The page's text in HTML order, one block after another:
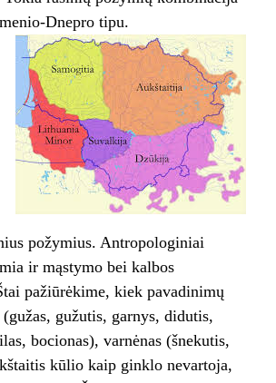
Dnepro tipu.
požymius. Antropologiniai
ir mąstymo bei kalbos
pažiūrėkime, kiek pavadinimų
gužutis, garnys, didutis,
bocionas), varnėnas (šnekutis,
kūlio kaip ginklo nevartoja,